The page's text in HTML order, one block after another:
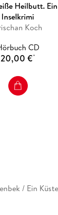
Heilbutt. Ein
Inselkrimi
Koch
CD
20,00 €*
/ Ein